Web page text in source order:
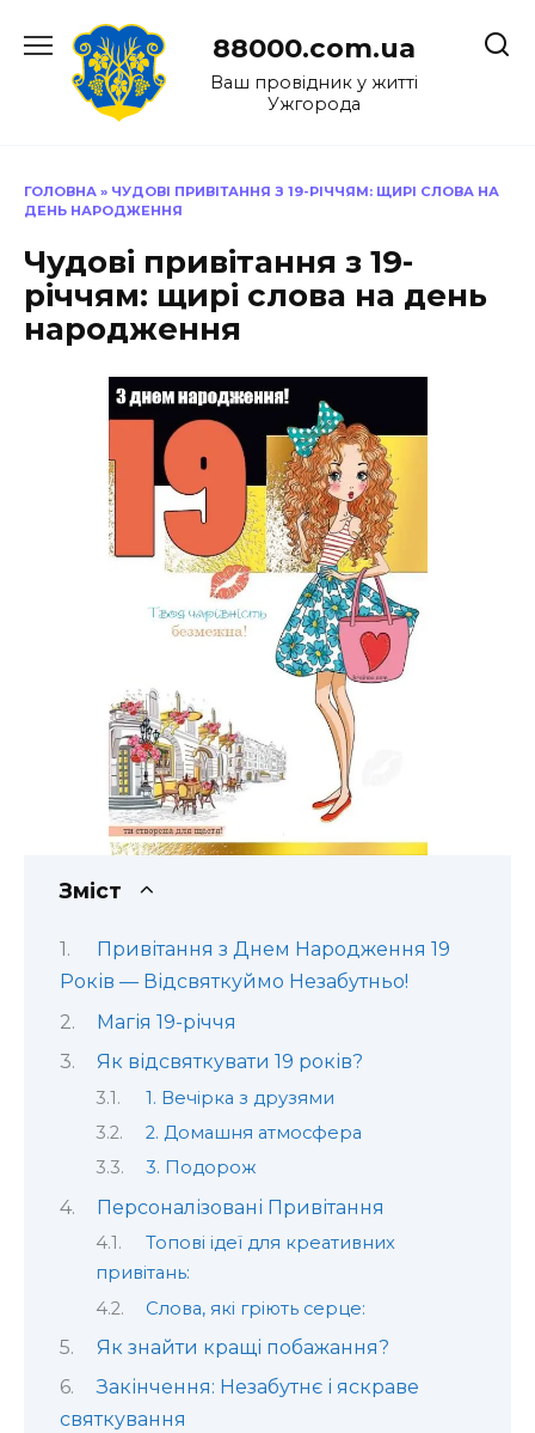
до
88000.com.ua
Ваш провідник у житті
Ужгорода
ГОЛОВНА » ЧУДОВІ ПРИВІТАННЯ З 19-РІЧЧЯМ: ЩИРІ СЛОВА НА
ДЕНЬ НАРОДЖЕННЯ
Чудові привітання з 19-
річчям: щирі слова на день
народження
Зміст
Привітання з Днем Народження 19
Років — Відсвяткуймо Незабутньо!
Магія 19-річчя
Як відсвяткувати 19 років?
1. Вечірка з друзями
2. Домашня атмосфера
3. Подорож
Персоналізовані Привітання
Топові ідеї для креативних
привітань:
Слова, які гріють серце:
Як знайти кращі побажання?
Закінчення: Незабутнє і яскраве
святкування